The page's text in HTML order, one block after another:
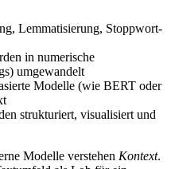
Lemmatisierung, Stoppwort-
in numerische
umgewandelt
Modelle (wie BERT oder
strukturiert, visualisiert und
Modelle verstehen Kontext.